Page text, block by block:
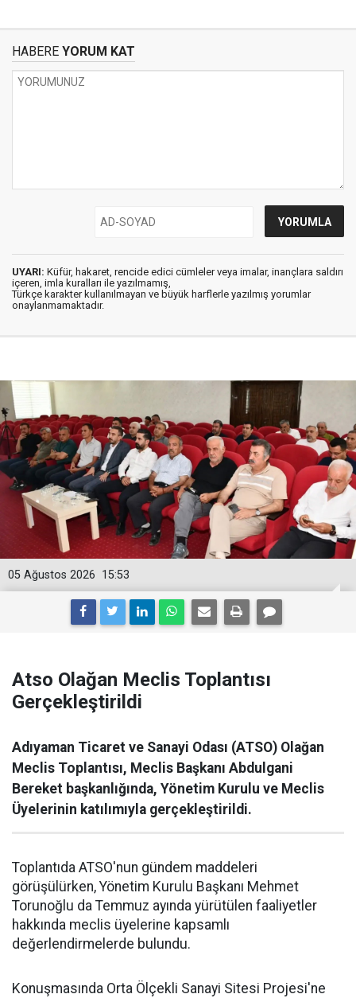
HABERE YORUM KAT
UYARI: Küfür, hakaret, rencide edici cümleler veya imalar, inançlara saldırı
içeren, imla kuralları ile yazılmamış,
Türkçe karakter kullanılmayan ve büyük harflerle yazılmış yorumlar
onaylanmamaktadır.
15:53
05 Ağustos 2026
Atso Olağan Meclis Toplantısı
Gerçekleştirildi
Adıyaman Ticaret ve Sanayi Odası (ATSO) Olağan
Meclis Toplantısı, Meclis Başkanı Abdulgani
Bereket başkanlığında, Yönetim Kurulu ve Meclis
Üyelerinin katılımıyla gerçekleştirildi.
Toplantıda ATSO'nun gündem maddeleri
görüşülürken, Yönetim Kurulu Başkanı Mehmet
Torunoğlu da Temmuz ayında yürütülen faaliyetler
hakkında meclis üyelerine kapsamlı
değerlendirmelerde bulundu.
Konuşmasında Orta Ölçekli Sanayi Sitesi Projesi'ne